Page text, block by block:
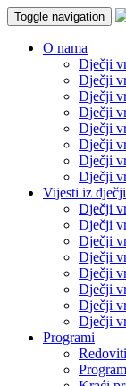
Toggle navigation
O nama
Dječji
Dječji
Dječji
Dječji
Dječji
Dječji
Dječji
Dječji
Vijesti iz
Dječji
Dječji
Dječji
Dječji
Dječji
Dječji
Dječji
Dječji
Programi